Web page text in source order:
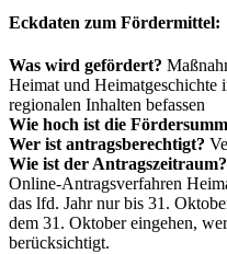
Eckdaten zum Fördermittel:
Was wird gefördert?
Heimat und Heimatgeschichte
regionalen Inhalten befassen
Wie hoch ist die
Wer ist antragsberechtigt?
Wie ist der Antragszeitraum?
Online-Antragsverfahren
das lfd. Jahr nur bis 31.
dem 31. Oktober eingehen,
berücksichtigt.